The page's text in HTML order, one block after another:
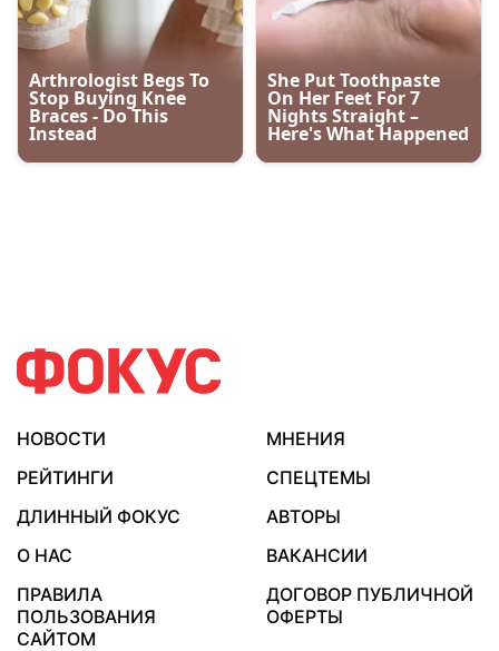
НОВОСТИ
МНЕНИЯ
РЕЙТИНГИ
СПЕЦТЕМЫ
ДЛИННЫЙ ФОКУС
АВТОРЫ
О НАС
ВАКАНСИИ
ПРАВИЛА
ПОЛЬЗОВАНИЯ
САЙТОМ
ДОГОВОР ПУБЛИЧНОЙ
ОФЕРТЫ